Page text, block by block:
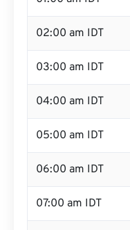
02:00 am IDT
03:00 am IDT
04:00 am IDT
05:00 am IDT
06:00 am IDT
07:00 am IDT